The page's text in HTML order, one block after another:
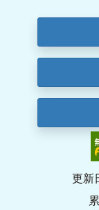
更新